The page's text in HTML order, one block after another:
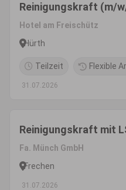
Reinigungskraft (m/
Hotel am Freischütz
Hürth
Teilzeit Flexible
31.07.2026
Reinigungskraft mit
Fa. Münch GmbH
Frechen
31.07.2026